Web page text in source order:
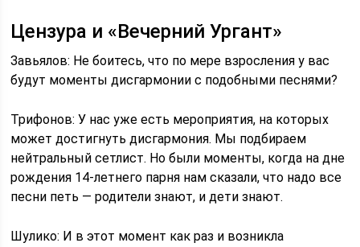
Цензура и «Вечерний Ургант»
Завьялов: Не боитесь, что по мере взросления у вас
будут моменты дисгармонии с подобными песнями?
Трифонов: У нас уже есть мероприятия, на которых
может достигнуть дисгармония. Мы подбираем
нейтральный сетлист. Но были моменты, когда на дне
рождения 14-летнего парня нам сказали, что надо все
песни петь — родители знают, и дети знают.
Шулико: И в этот момент как раз и возникла